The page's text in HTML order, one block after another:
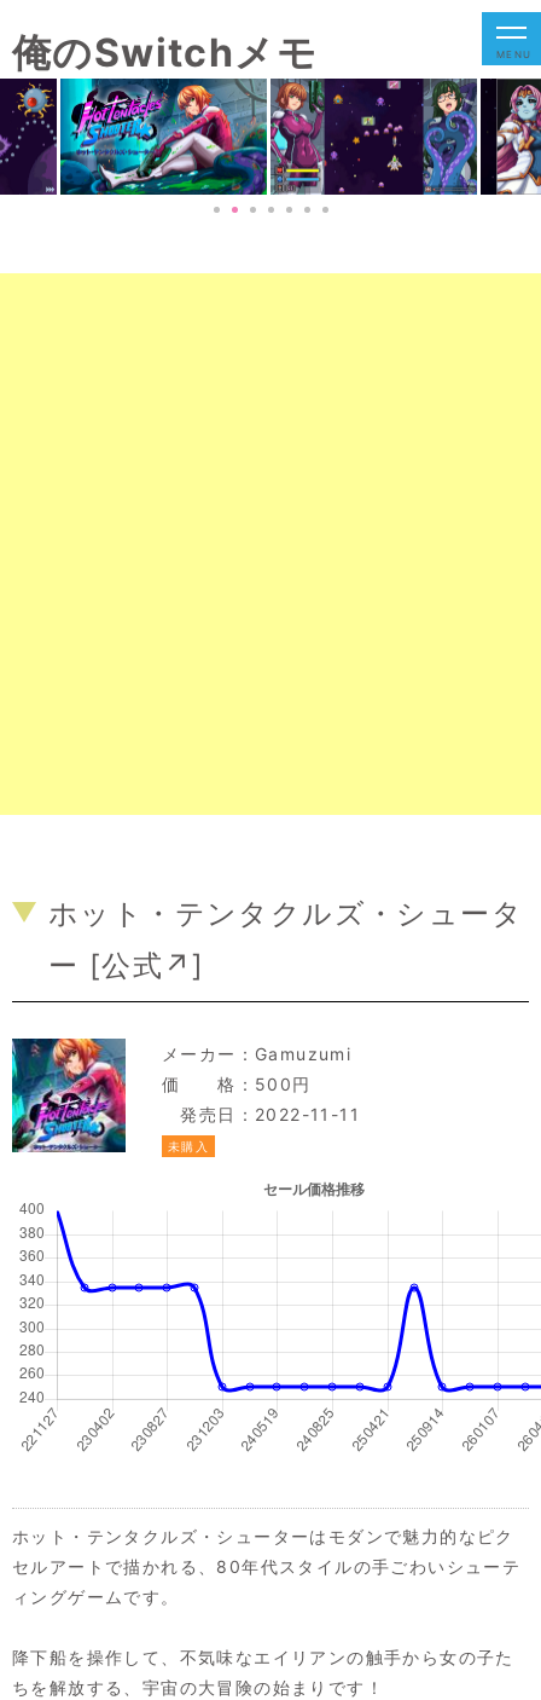
俺のSwitchメモ MENU
ホット・テンタクルズ・シュータ
ー [公式↗]
メーカー： Gamuzumi
価 格：500円
発売日：2022-11-11
未購入
ホット・テンタクルズ・シューターはモダンで魅力的なピク
セルアートで描かれる、80年代スタイルの手ごわいシューテ
ィングゲームです。
降下船を操作して、不気味なエイリアンの触手から女の子た
ちを解放する、宇宙の大冒険の始まりです！